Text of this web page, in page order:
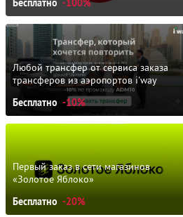
Бесплатно -100%
Любой трансфер от сервиса заказа
трансферов из аэропортов i'way
Бесплатно -10%
Первый заказ в сети магазинов
«Золотое Яблоко»
Бесплатно -20%